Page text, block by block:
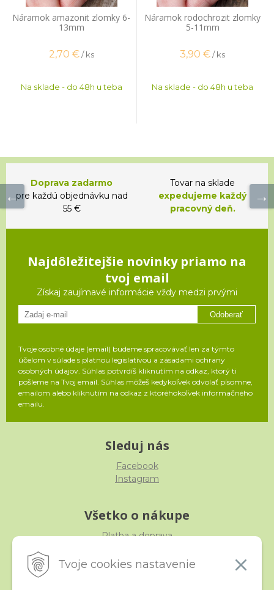
Tvoje cookies nastavenie
Náramok amazonit zlomky 6-
13mm
2,70 € / ks
Na sklade - do 48h u teba
Náramok rodochrozit zlomky
5-11mm
3,90 €/ ks
Na sklade - do 48h u teba
Doprava zadarmo
pre každú objednávku nad
55 €
Tovar na sklade
expedujeme každý
pracovný deň.
Najdôležitejšie novinky priamo na
tvoj email
Získaj zaujímavé informácie vždy medzi prvými
Odoberať
Tvoje osobné údaje (email) budeme spracovávať len za týmto
účelom v súlade s platnou legislatívou a zásadami ochrany
osobných údajov. Súhlas potvrdíš kliknutím na odkaz, ktorý ti
pošleme na Tvoj email. Súhlas môžeš kedykoľvek odvolať písomne,
emailom alebo kliknutím na odkaz z ktoréhokoľvek informačného
emailu.
Sleduj nás
Facebook
Instagram
Všetko o nákupe
Platba a doprava
Obchodné podmienky